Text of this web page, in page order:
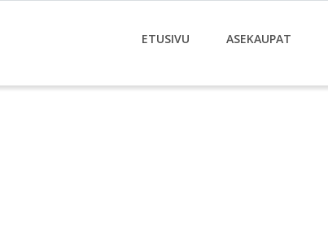
ETUSIVU ASEKAUPAT